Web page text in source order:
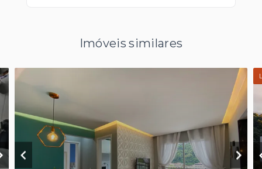
Imóveis similares